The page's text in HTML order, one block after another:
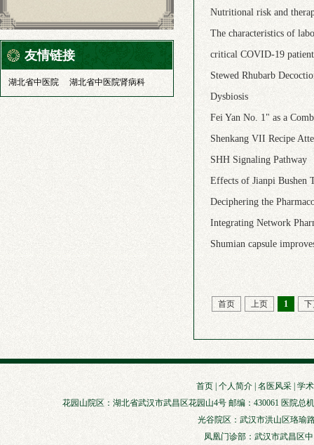
友情链接
湖北省中医院 湖北省中医院肾病科
Nutritional risk and
The characteristics of
critical COVID-19
Stewed Rhubarb
Dysbiosis
Fei Yan No. 1" as a
Shenkang VII Recipe
SHH Signaling Pathway
Effects of Jianpi Bushen
Deciphering the
Integrating Network
Shumian capsule
首页 上页 1
首页 个人简介 名医风采 学
花园山院区：湖北省武汉市武昌区花园山4号 邮编：430061 医院总机
光谷院区：武汉市洪山区珞瑜
凤凰门诊部：武汉市武昌区